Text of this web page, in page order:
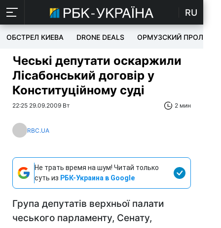
RU
ОБСТРЕЛ КИЕВА DRONE DEALS ОРМУЗСКИЙ ПРОЛИВ
Чеські депутати оскаржили
Лісабонський договір у
Конституційному суді
22:25 29.09.2009 Вт 2 мин
RBC.UA
Не трать время на шум! Читай только
суть из РБК-Украина в Google
Група депутатів верхньої палати
чеського парламенту, Сенату,